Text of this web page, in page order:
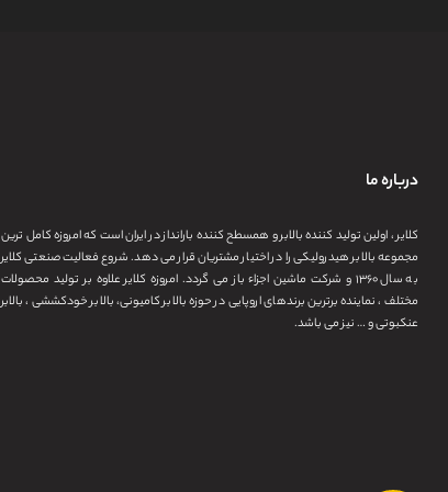
درباره ما
کلایر ، اولین تولید کننده بالابر و همسطح کننده بارانداز در ایران است که امروزه کامل ترین
مجموعه بالابر هیدرولیکی را در اختیار مشتریان قرار می دهد. شروع فعالیت صنعتی کلایر
به سال ۱۳۶۰ و شرکت ماشین اجزاء باز می گردد. امروزه کلایر علاوه بر تولید محصولات
مختلف ، نماینده برترین برندهای اروپایی در حوزه بالابر کامیونی، بالابر خودکششی ، بالابر
عنکبوتی و … نیز می باشد.